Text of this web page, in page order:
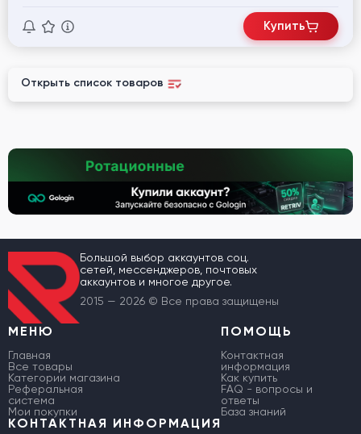
Купить
Открыть список товаров
Большой выбор аккаунтов соц.
сетей, мессенджеров, почтовых
аккаунтов и многое другое.
2015 — 2026 © Все права защищены
МЕНЮ
Главная
Все товары
Категории магазина
Реферальная
система
Мои покупки
ПОМОЩЬ
Контактная
информация
Как купить
FAQ - вопросы и
ответы
База знаний
КОНТАКТНАЯ ИНФОРМАЦИЯ